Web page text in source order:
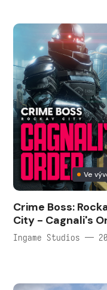
Ve
Crime Boss:
City - Cagnali's
Ingame Studios —